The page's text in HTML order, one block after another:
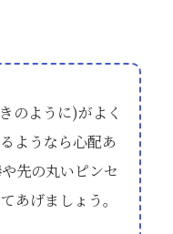
のように)がよく
ようなら心配あ
先の丸いピンセ
あげましょう。